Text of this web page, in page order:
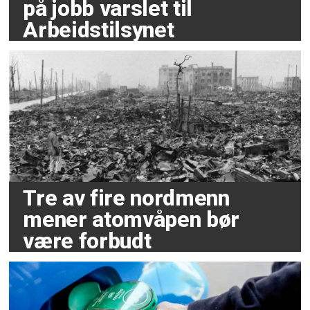
på jobb varslet til
Arbeidstilsynet
Tre av fire nordmenn
mener atomvåpen bør
være forbudt